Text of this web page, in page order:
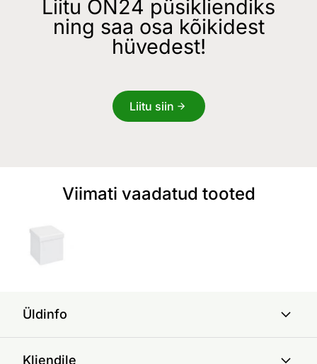
Liitu ON24 püsikliendiks
ning saa osa kõikidest
hüvedest!
Liitu siin
Viimati vaadatud tooted
Üldinfo
Kliendile